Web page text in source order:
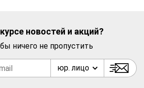
новостей и акций?
ничего не пропустить
юр. лицо